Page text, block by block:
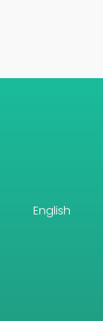
English